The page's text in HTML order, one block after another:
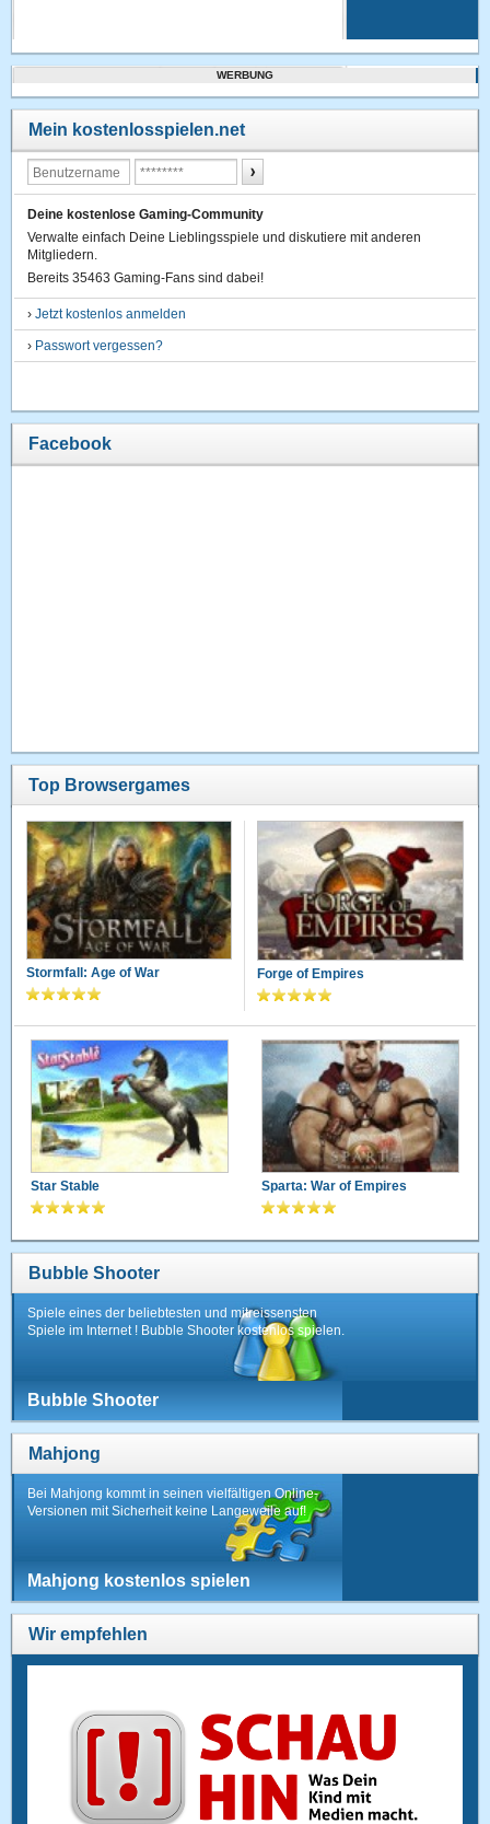
WERBUNG
Mein kostenlosspielen.net
Deine kostenlose Gaming-Community
Verwalte einfach Deine Lieblingsspiele und diskutiere mit anderen
Mitgliedern.
Bereits 35463 Gaming-Fans sind dabei!
›Jetzt kostenlos anmelden
› Passwort vergessen?
Facebook
Top Browsergames
Stormfall: Age of War Forge of Empires
Star Stable Sparta: War of Empires
Bubble Shooter
Spiele eines der beliebtesten und mitreissensten
Spiele im Internet ! Bubble Shooter kostenlos spielen.
Bubble Shooter
Mahjong
Bei Mahjong kommt in seinen vielfältigen Online-
Versionen mit Sicherheit keine Langeweile auf!
Mahjong kostenlos spielen
Wir empfehlen